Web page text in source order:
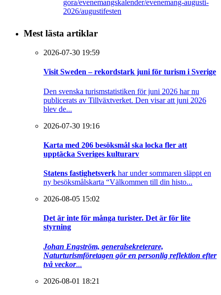
gora/evenemangskalender/evenemang-augusti-
2026/augustifesten
Mest lästa artiklar
2026-07-30 19:59
Visit Sweden – rekordstark juni för turism i Sverige
Den svenska turismstatistiken för juni 2026 har nu
publicerats av Tillväxtverket. Den visar att juni 2026
blev de...
2026-07-30 19:16
Karta med 206 besöksmål ska locka fler att
upptäcka Sveriges kulturarv
Statens fastighetsverk har under sommaren släppt en
ny besöksmålskarta “Välkommen till din histo...
2026-08-05 15:02
Det är inte för många turister. Det är för lite
styrning
Johan Engström, generalsekreterare,
Naturturismföretagen gör en personlig reflektion efter
två veckor...
2026-08-01 18:21